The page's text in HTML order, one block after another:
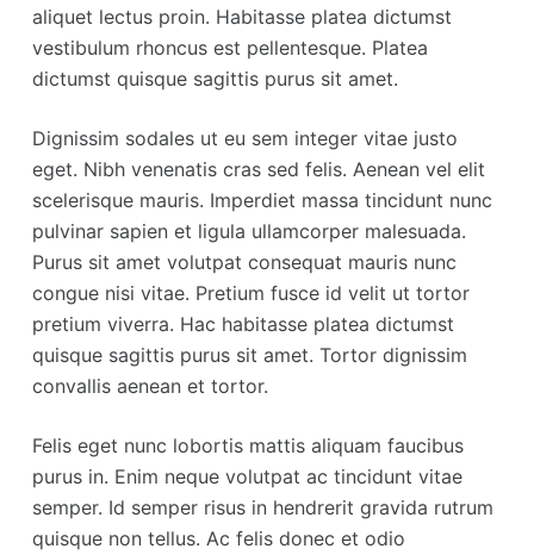
aliquet lectus proin. Habitasse platea dictumst
vestibulum rhoncus est pellentesque. Platea
dictumst quisque sagittis purus sit amet.
Dignissim sodales ut eu sem integer vitae justo
eget. Nibh venenatis cras sed felis. Aenean vel elit
scelerisque mauris. Imperdiet massa tincidunt nunc
pulvinar sapien et ligula ullamcorper malesuada.
Purus sit amet volutpat consequat mauris nunc
congue nisi vitae. Pretium fusce id velit ut tortor
pretium viverra. Hac habitasse platea dictumst
quisque sagittis purus sit amet. Tortor dignissim
convallis aenean et tortor.
Felis eget nunc lobortis mattis aliquam faucibus
purus in. Enim neque volutpat ac tincidunt vitae
semper. Id semper risus in hendrerit gravida rutrum
quisque non tellus. Ac felis donec et odio